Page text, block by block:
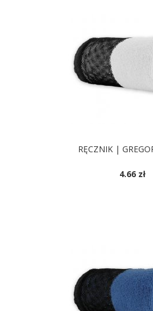
RĘCZNIK |
4.66 zł